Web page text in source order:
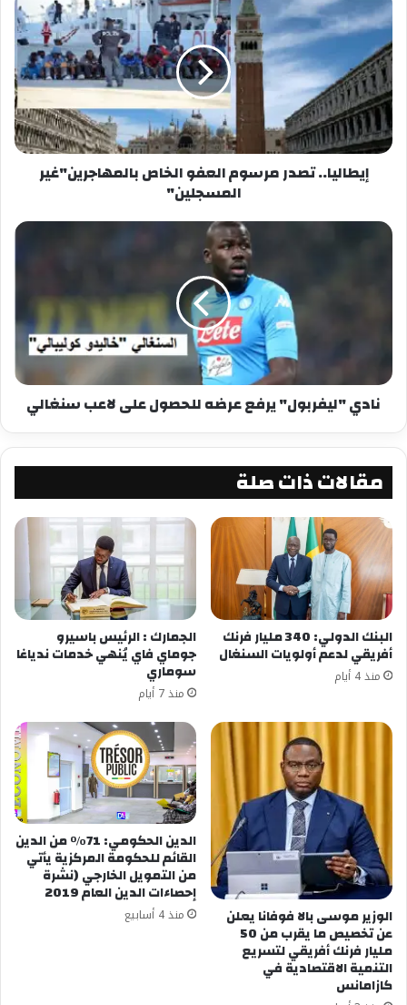
شارك هذا الموضوع:
فيس بوك X
معجب بهذه:
إيطاليا.. تصدر مرسوم العفو الخاص بالمهاجرين"غير
المسجلين"
نادي "ليفربول" يرفع عرضه للحصول على لاعب سنغالي
مقالات ذات صلة
البنك الدولي: 340 مليار فرنك
أفريقي لدعم أولويات السنغال
منذ 4 أيام
الجمارك : الرئيس باسيرو
جوماي فاي يُنهي خدمات ندياغا
سوماري
منذ 7 أيام
الوزير موسى بالا فوفانا يعلن
عن تخصيص ما يقرب من 50
مليار فرنك أفريقي لتسريع
التنمية الاقتصادية في
كازامانس
الدين الحكومي: 71% من الدين
القائم للحكومة المركزية يأتي
من التمويل الخارجي (نشرة
إحصاءات الدين العام 2019
منذ 4 أسابيع